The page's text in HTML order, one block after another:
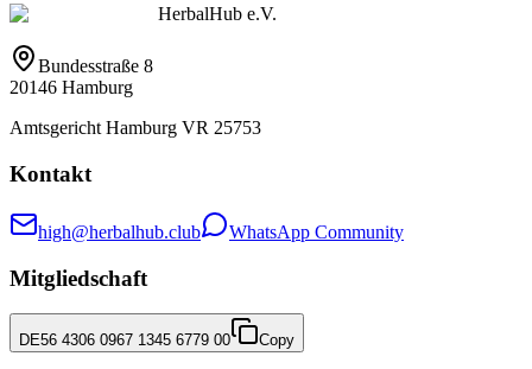
HerbalHub e.V.
Bundesstraße 8
20146 Hamburg
Amtsgericht Hamburg VR 25753
Kontakt
high@herbalhub.club WhatsApp Community
Mitgliedschaft
DE56 4306 0967 1345 6779 00 Copy